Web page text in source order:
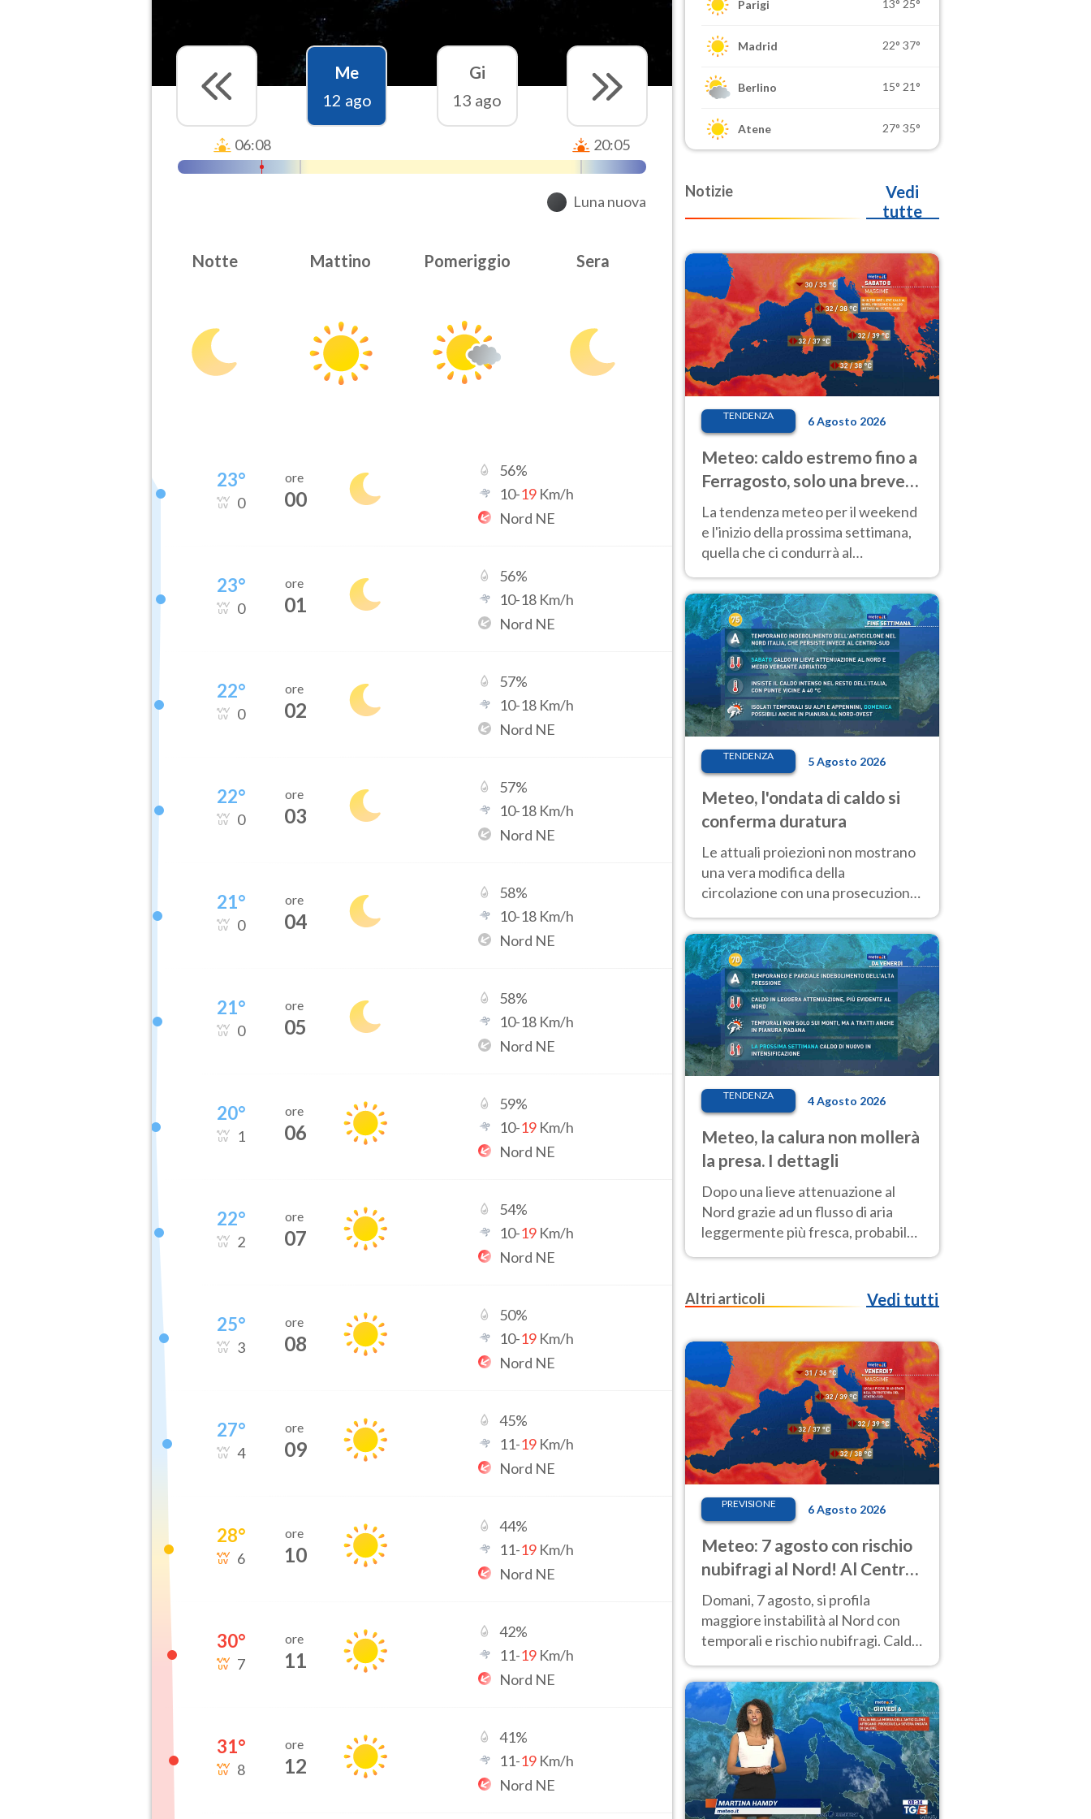
Me
12 ago
Gi
13 ago
06:08 20:05
Luna nuova
Notte Mattino Pomeriggio Sera
23°
0
ore
00
56%
10-19 Km/h
Nord NE
23°
0
ore
01
56%
10-18 Km/h
Nord NE
22°
0
ore
02
57%
10-18 Km/h
Nord NE
22°
0
ore
03
57%
10-18 Km/h
Nord NE
21°
0
ore
04
58%
10-18 Km/h
Nord NE
21°
0
ore
05
58%
10-18 Km/h
Nord NE
20°
1
ore
06
59%
10-19 Km/h
Nord NE
22°
2
ore
07
54%
10-19 Km/h
Nord NE
25°
3
ore
08
50%
10-19 Km/h
Nord NE
27°
4
ore
09
45%
11-19 Km/h
Nord NE
28°
6
ore
10
44%
11-19 Km/h
Nord NE
30°
7
ore
11
42%
11-19 Km/h
Nord NE
31°
8
ore
12
41%
11-19 Km/h
Nord NE
Parigi 13° 25°
Madrid 22° 37°
Berlino 15° 21°
Atene 27° 35°
Notizie
Vedi
tutte
TENDENZA 6 Agosto 2026
Meteo: caldo estremo fino a
Ferragosto, solo una breve
pausa. Ecco dove
La tendenza meteo per il weekend
e l'inizio della prossima settimana,
quella che ci condurrà al
temperature molto elevate
TENDENZA 5 Agosto 2026
Meteo, l'ondata di caldo si
conferma duratura
Le attuali proiezioni non mostrano
una vera modifica della
circolazione con una prosecuzione
giorni, compresa la settimana di
Ferragosto
TENDENZA 4 Agosto 2026
Meteo, la calura non mollerà
la presa. I dettagli
Dopo una lieve attenuazione al
Nord grazie ad un flusso di aria
leggermente più fresca, probabile
nuovo rinforzo dell’anticiclone
Altri articoli
Vedi tutti
PREVISIONE 6 Agosto 2026
Meteo: 7 agosto con rischio
nubifragi al Nord! Al Centro-
Sud caldo estremo
Domani, 7 agosto, si profila
maggiore instabilità al Nord con
temporali e rischio nubifragi. Caldo
previsioni.